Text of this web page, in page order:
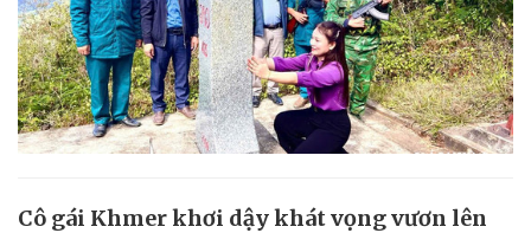
Cô gái Khmer khơi dậy khát vọng vươn lên